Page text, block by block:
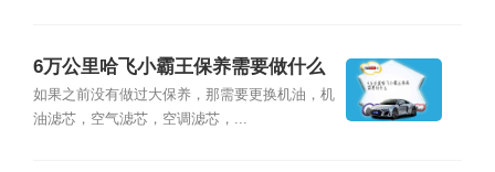
6万公里哈飞小霸王保养需要做什么
如果之前没有做过大保养，那需要更换机油，机
油滤芯，空气滤芯，空调滤芯，...